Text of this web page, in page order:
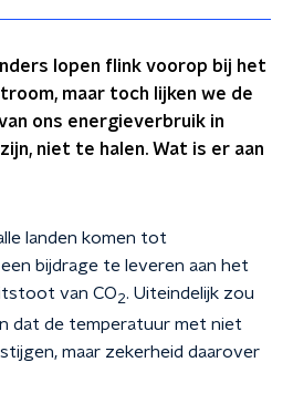
lopen flink voorop bij het
maar toch lijken we de
ons energieverbruik in
niet te halen. Wat is er aan
landen komen tot
bijdrage te leveren aan het
van CO2. Uiteindelijk zou
dat de temperatuur met niet
maar zekerheid daarover